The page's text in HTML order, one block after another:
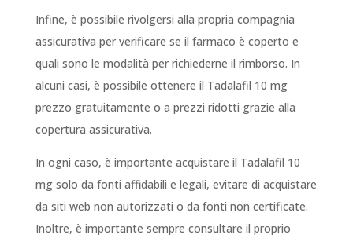
Infine, è possibile rivolgersi alla propria compagnia
assicurativa per verificare se il farmaco è coperto e
quali sono le modalità per richiederne il rimborso. In
alcuni casi, è possibile ottenere il Tadalafil 10 mg
prezzo gratuitamente o a prezzi ridotti grazie alla
copertura assicurativa.
In ogni caso, è importante acquistare il Tadalafil 10
mg solo da fonti affidabili e legali, evitare di acquistare
da siti web non autorizzati o da fonti non certificate.
Inoltre, è importante sempre consultare il proprio